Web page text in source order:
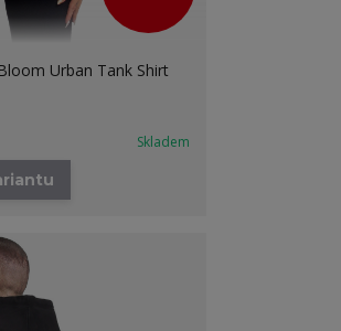
Urban Tank Shirt
Skladem